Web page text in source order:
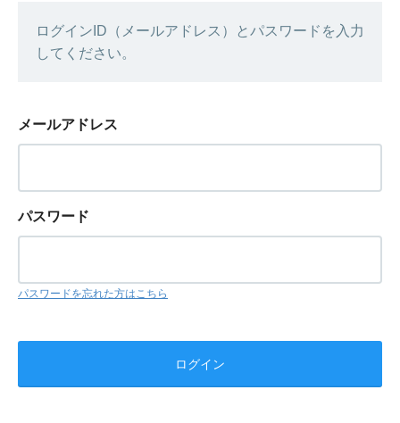
ログインID（メールアドレス）とパスワードを入力
してください。
メールアドレス
パスワード
パスワードを忘れた方はこちら